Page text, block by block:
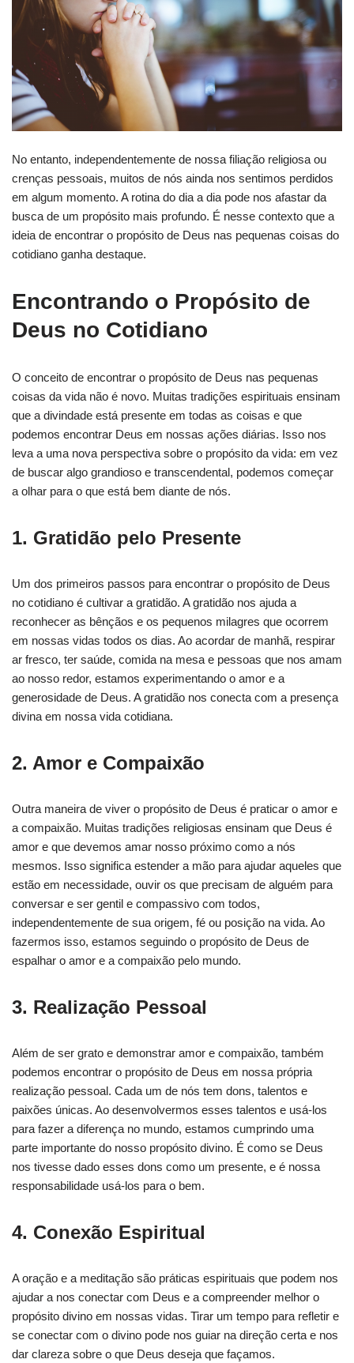
No entanto, independentemente de nossa filiação religiosa ou
crenças pessoais, muitos de nós ainda nos sentimos perdidos
em algum momento. A rotina do dia a dia pode nos afastar da
busca de um propósito mais profundo. É nesse contexto que a
ideia de encontrar o propósito de Deus nas pequenas coisas do
cotidiano ganha destaque.
Encontrando o Propósito de
Deus no Cotidiano
O conceito de encontrar o propósito de Deus nas pequenas
coisas da vida não é novo. Muitas tradições espirituais ensinam
que a divindade está presente em todas as coisas e que
podemos encontrar Deus em nossas ações diárias. Isso nos
leva a uma nova perspectiva sobre o propósito da vida: em vez
de buscar algo grandioso e transcendental, podemos começar
a olhar para o que está bem diante de nós.
1. Gratidão pelo Presente
Um dos primeiros passos para encontrar o propósito de Deus
no cotidiano é cultivar a gratidão. A gratidão nos ajuda a
reconhecer as bênçãos e os pequenos milagres que ocorrem
em nossas vidas todos os dias. Ao acordar de manhã, respirar
ar fresco, ter saúde, comida na mesa e pessoas que nos amam
ao nosso redor, estamos experimentando o amor e a
generosidade de Deus. A gratidão nos conecta com a presença
divina em nossa vida cotidiana.
2. Amor e Compaixão
Outra maneira de viver o propósito de Deus é praticar o amor e
a compaixão. Muitas tradições religiosas ensinam que Deus é
amor e que devemos amar nosso próximo como a nós
mesmos. Isso significa estender a mão para ajudar aqueles que
estão em necessidade, ouvir os que precisam de alguém para
conversar e ser gentil e compassivo com todos,
independentemente de sua origem, fé ou posição na vida. Ao
fazermos isso, estamos seguindo o propósito de Deus de
espalhar o amor e a compaixão pelo mundo.
3. Realização Pessoal
Além de ser grato e demonstrar amor e compaixão, também
podemos encontrar o propósito de Deus em nossa própria
realização pessoal. Cada um de nós tem dons, talentos e
paixões únicas. Ao desenvolvermos esses talentos e usá-los
para fazer a diferença no mundo, estamos cumprindo uma
parte importante do nosso propósito divino. É como se Deus
nos tivesse dado esses dons como um presente, e é nossa
responsabilidade usá-los para o bem.
4. Conexão Espiritual
A oração e a meditação são práticas espirituais que podem nos
ajudar a nos conectar com Deus e a compreender melhor o
propósito divino em nossas vidas. Tirar um tempo para refletir e
se conectar com o divino pode nos guiar na direção certa e nos
dar clareza sobre o que Deus deseja que façamos.